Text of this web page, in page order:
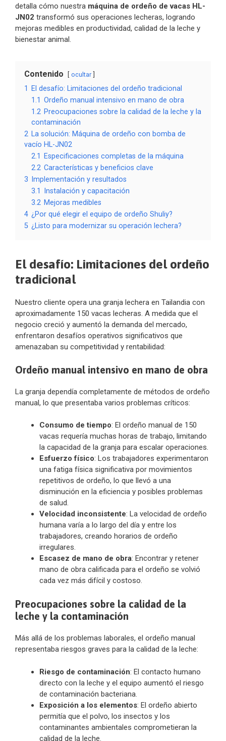
detalla cómo nuestra máquina de ordeño de vacas HL-
JN02 transformó sus operaciones lecheras, logrando
mejoras medibles en productividad, calidad de la leche y
bienestar animal.
Contenido ocultar
1
El desafío: Limitaciones del ordeño tradicional
1.1 Ordeño manual intensivo en mano de obra
1.2 Preocupaciones sobre la calidad de la leche y la
contaminación
2 La solución: Máquina de ordeño con bomba de
vacío HL-JN02
2.1
Especificaciones completas de la máquina
2.2 Características y beneficios clave
3
Implementación y resultados
3.1
Instalación y capacitación
3.2 Mejoras medibles
4 ¿Por qué elegir el equipo de ordeño Shuliy?
5 ¿Listo para modernizar su operación lechera?
El desafío: Limitaciones del ordeño
tradicional
Nuestro cliente opera una granja lechera en Tailandia con
aproximadamente 150 vacas lecheras. A medida que el
negocio creció y aumentó la demanda del mercado,
enfrentaron desafíos operativos significativos que
amenazaban su competitividad y rentabilidad:
Ordeño manual intensivo en mano de obra
La granja dependía completamente de métodos de ordeño
manual, lo que presentaba varios problemas críticos:
Consumo de tiempo: El ordeño manual de 150
vacas requería muchas horas de trabajo, limitando
la capacidad de la granja para escalar operaciones.
Esfuerzo físico: Los trabajadores experimentaron
una fatiga física significativa por movimientos
repetitivos de ordeño, lo que llevó a una
disminución en la eficiencia y posibles problemas
de salud.
Velocidad inconsistente: La velocidad de ordeño
humana varía a lo largo del día y entre los
trabajadores, creando horarios de ordeño
irregulares.
Escasez de mano de obra: Encontrar y retener
mano de obra calificada para el ordeño se volvió
cada vez más difícil y costoso.
Preocupaciones sobre la calidad de la
leche y la contaminación
Más allá de los problemas laborales, el ordeño manual
representaba riesgos graves para la calidad de la leche:
Riesgo de contaminación: El contacto humano
directo con la leche y el equipo aumentó el riesgo
de contaminación bacteriana.
Exposición a los elementos: El ordeño abierto
permitía que el polvo, los insectos y los
contaminantes ambientales comprometieran la
calidad de la leche.